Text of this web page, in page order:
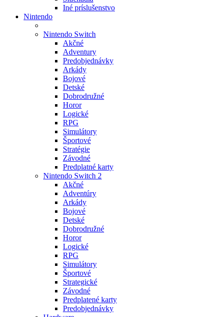
Iné príslušenstvo
Nintendo
Nintendo Switch
Akčné
Adventury
Predobjednávky
Arkády
Bojové
Detské
Dobrodružné
Horor
Logické
RPG
Simulátory
Športové
Stratégie
Závodné
Predplatné karty
Nintendo Switch 2
Akčné
Adventúry
Arkády
Bojové
Detské
Dobrodružné
Horor
Logické
RPG
Simulátory
Športové
Strategické
Závodné
Predplatené karty
Predobjednávky